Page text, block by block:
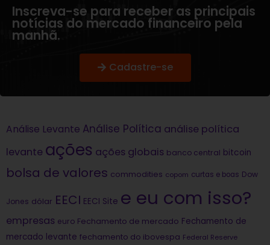
Inscreva-se para receber as principais
notícias do mercado financeiro pela
manhã.
Cadastre-se
Análise Levante Análise Política análise política
levante ações ações globais banco central bitcoin
bolsa de valores commodities copom curtas e boas Dow
Jones dólar EECI EECI Site e eu com isso?
empresas euro Fechamento de mercado Fechamento de
mercado levante fechamento do ibovespa Federal Reserve